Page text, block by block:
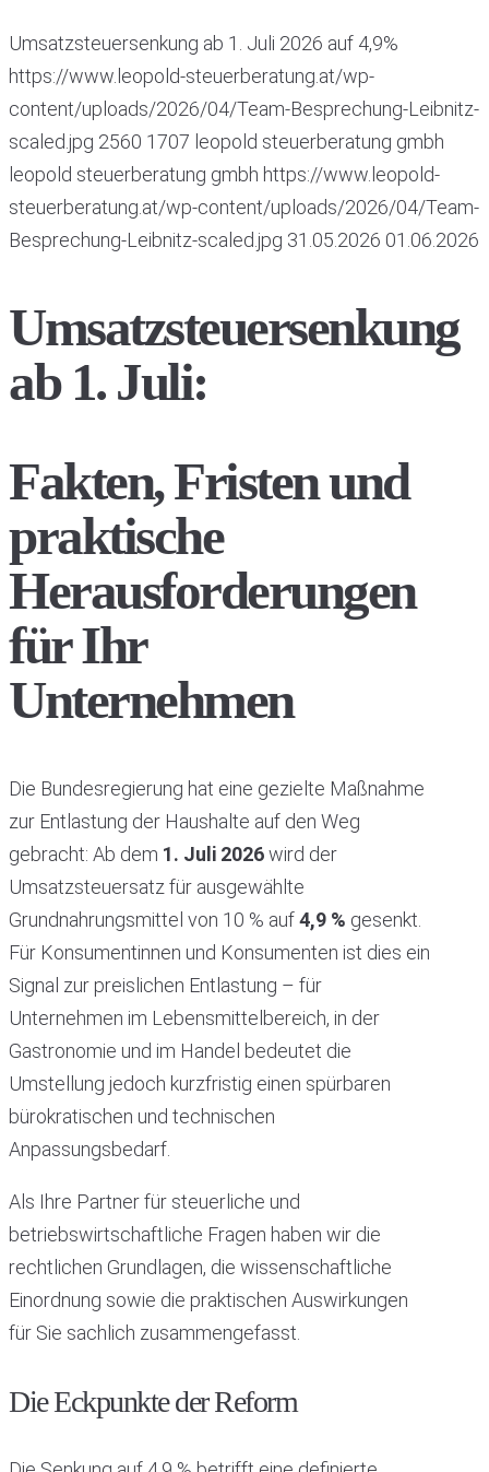
Umsatzsteuersenkung ab 1. Juli 2026 auf 4,9%
https://www.leopold-steuerberatung.at/wp-
content/uploads/2026/04/Team-Besprechung-Leibnitz-
scaled.jpg 2560 1707 leopold steuerberatung gmbh
leopold steuerberatung gmbh https://www.leopold-
steuerberatung.at/wp-content/uploads/2026/04/Team-
Besprechung-Leibnitz-scaled.jpg 31.05.2026 01.06.2026
Umsatzsteuersenkung
ab 1. Juli:
Fakten, Fristen und
praktische
Herausforderungen
für Ihr
Unternehmen
Die Bundesregierung hat eine gezielte Maßnahme
zur Entlastung der Haushalte auf den Weg
gebracht: Ab dem 1. Juli 2026wird der
Umsatzsteuersatz für ausgewählte
Grundnahrungsmittel von 10 % auf4,9 % gesenkt.
Für Konsumentinnen und Konsumenten ist dies ein
Signal zur preislichen Entlastung – für
Unternehmen im Lebensmittelbereich, in der
Gastronomie und im Handel bedeutet die
Umstellung jedoch kurzfristig einen spürbaren
bürokratischen und technischen
Anpassungsbedarf.
Als Ihre Partner für steuerliche und
betriebswirtschaftliche Fragen haben wir die
rechtlichen Grundlagen, die wissenschaftliche
Einordnung sowie die praktischen Auswirkungen
für Sie sachlich zusammengefasst.
Die Eckpunkte der Reform